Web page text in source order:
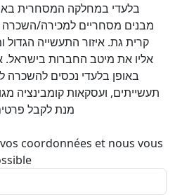
בלעדי במחלקה המסחרית
מבנים מסחריים למכירה/
קרית גת. איזור התעשייה
אליו את מיטב החברות בישראל.
באופן בלעדי נכסים להשכרה
תעשייתים, ועסקאות קומבינציה
מנת לקבל פרטים
coordonnées et nous vous